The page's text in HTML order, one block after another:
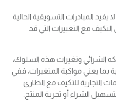
المبادرات التسويقية الحالية
مع التغييرات التي قد
الشرائي وتغيرات هذه السلوك،
يعني مواكبة المتغيرات، ففي
التجارية للتكيف مع الطارئ
الشراء أو تجربة المنتج.